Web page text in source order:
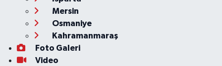
Mersin
Osmaniye
Kahramanmaraş
Foto Galeri
Video